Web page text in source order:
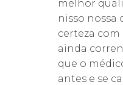
melhor
nisso nossa
certeza
ainda
que o
antes e se